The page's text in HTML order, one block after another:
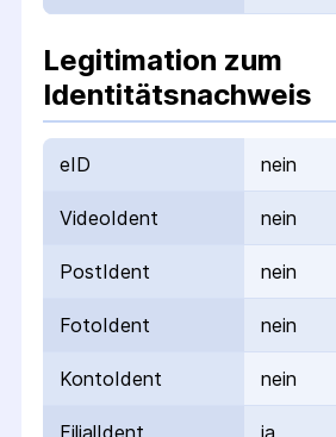
Legitimation zum
Identitätsnachweis
eID nein
VideoIdent nein
PostIdent nein
FotoIdent nein
KontoIdent nein
FilialIdent ja